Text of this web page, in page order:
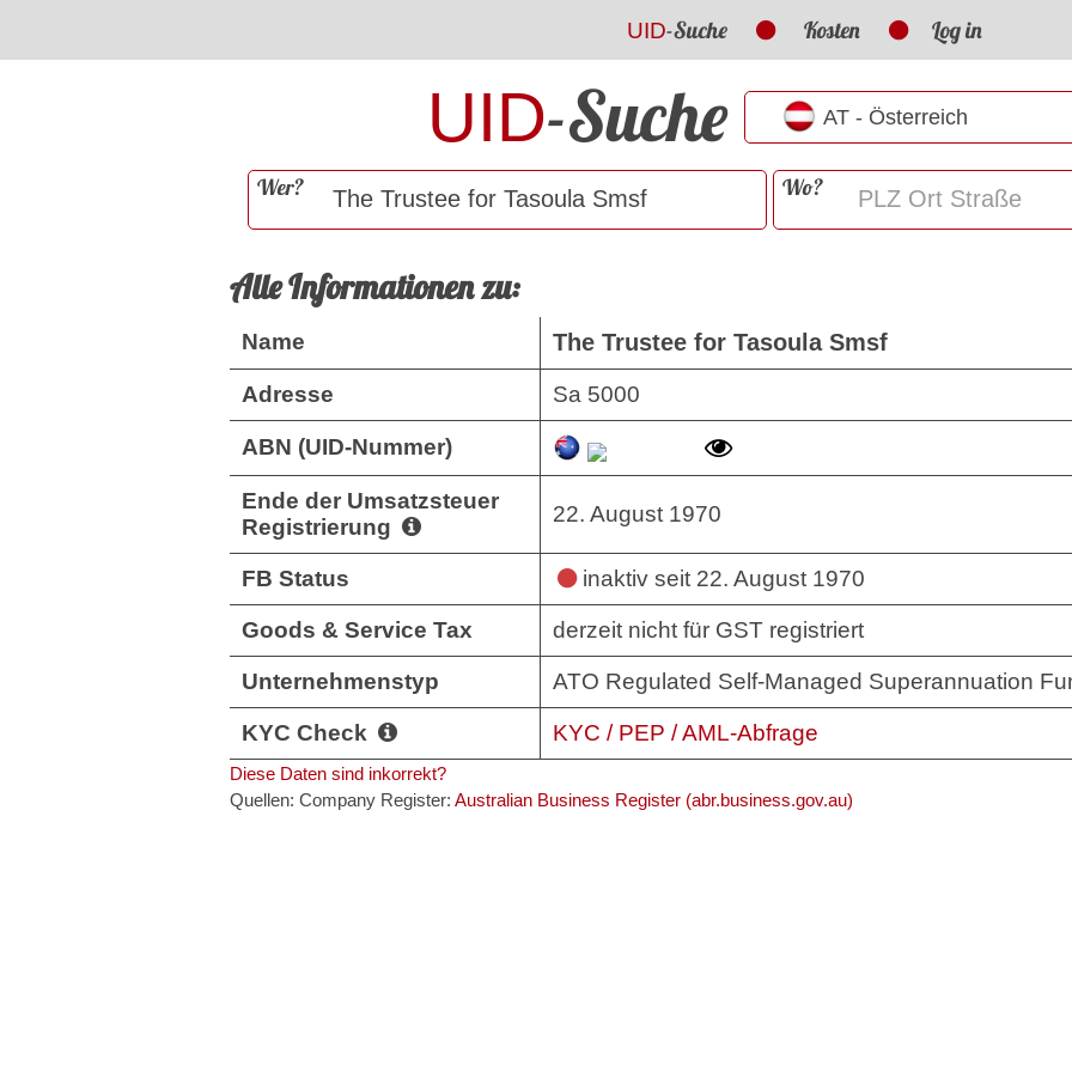
UID-Suche Kosten Log in
UID-Suche
Wer? Wo?
Alle Informationen zu:
Name The Trustee for Tasoula Smsf
Adresse Sa 5000
ABN (UID-Nummer)
Ende der Umsatzsteuer
Registrierung
22. August 1970
FB Status inaktivseit 22. August 1970
Goods & Service Tax derzeit nicht für GST registriert
Unternehmenstyp ATO Regulated Self-Managed Superannuation
KYC Check KYC / PEP / AML-Abfrage
Diese Daten sind inkorrekt?
Quellen: Company Register: Australian Business Register (abr.business.gov.au)